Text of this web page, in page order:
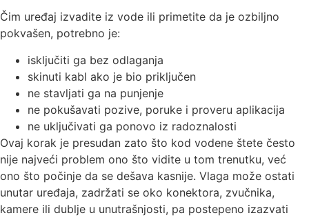
Čim uređaj izvadite iz vode ili primetite da je ozbiljno
pokvašen, potrebno je:
isključiti ga bez odlaganja
skinuti kabl ako je bio priključen
ne stavljati ga na punjenje
ne pokušavati pozive, poruke i proveru aplikacija
ne uključivati ga ponovo iz radoznalosti
Ovaj korak je presudan zato što kod vodene štete često
nije najveći problem ono što vidite u tom trenutku, već
ono što počinje da se dešava kasnije. Vlaga može ostati
unutar uređaja, zadržati se oko konektora, zvučnika,
kamere ili dublje u unutrašnjosti, pa postepeno izazvati